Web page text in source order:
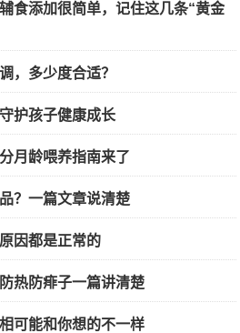
食添加很简单，记住这几条“黄金
，多少度合适？
护孩子健康成长
月龄喂养指南来了
？一篇文章说清楚
因都是正常的
热防痱子一篇讲清楚
可能和你想的不一样